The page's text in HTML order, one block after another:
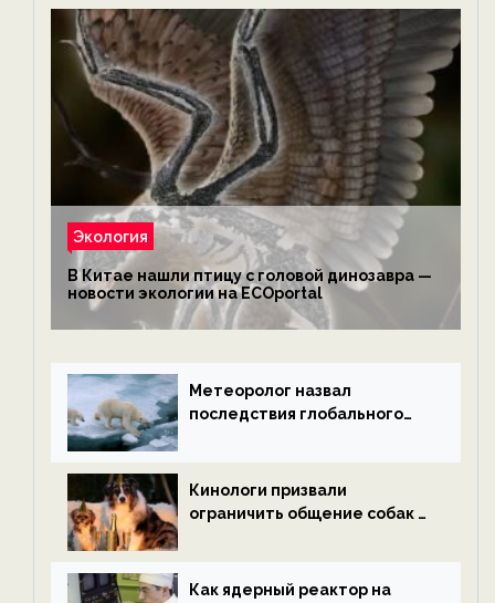
Экология
В Китае нашли птицу с головой динозавра —
новости экологии на ECOportal
Метеоролог назвал
последствия глобального
ECOportal
Кинологи призвали
ограничить общение собак с
ECOportal
Как ядерный реактор на